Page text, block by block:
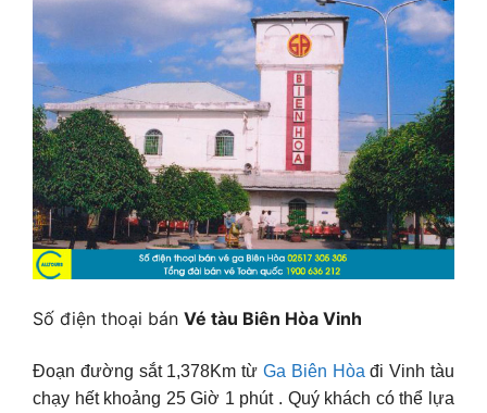
Số điện thoại bán Vé tàu Biên Hòa Vinh
Đoạn đường sắt 1,378Km từ Ga Biên Hòa đi Vinh tàu
chạy hết khoảng 25 Giờ 1 phút . Quý khách có thể lựa